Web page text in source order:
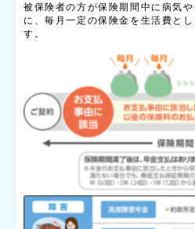
被保険者の方が保険期間中に病気
に、毎月一定の保険金を生活費と
す。